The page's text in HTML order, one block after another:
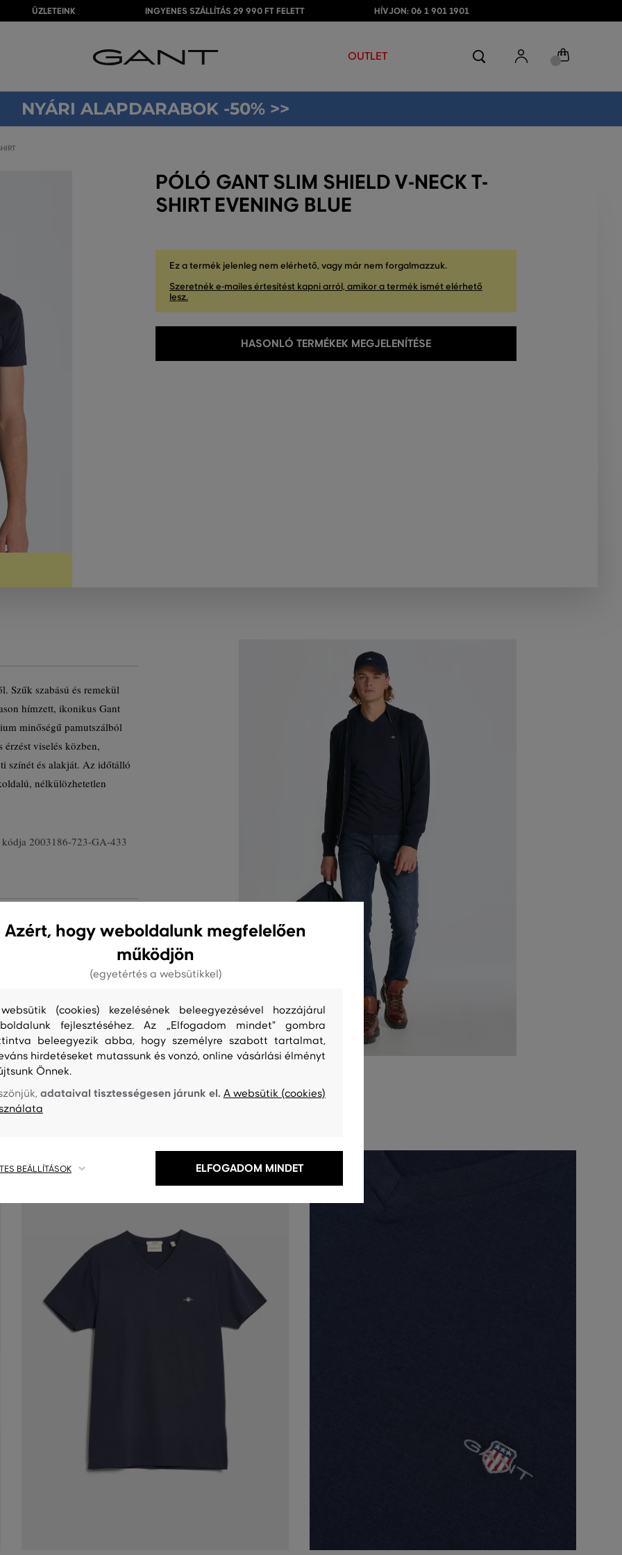
ÜZLETEINK INGYENES SZÁLLÍTÁS 29 990 FT FELETT HÍVJON: 06 1 901 1901
OUTLET
NYÁRI ALAPDARABOK -50% >>
PÓLÓ GANT SLIM SHIELD V-NECK T-
SHIRT EVENING BLUE
Ez a termék jelenleg nem elérhető, vagy már nem forgalmazzuk.
Szeretnék e-mailes értesítést kapni arról, amikor a termék ismét elérhető
lesz.
HASONLÓ TERMÉKEK MEGJELENÍTÉSE
Szűk szabású és remekül
hímzett, ikonikus Gant
minőségű pamutszálból
viselés közben,
színét és alakját. Az időtálló
nélkülözhetetlen
kódja 2003186-723-GA-433
TISZTÍTÁS
Azért, hogy weboldalunk megfelelően
működjön
(egyetértés a websütikkel)
(cookies) kezelésének beleegyezésével hozzájárul
fejlesztéséhez. Az „Elfogadom mindet" gombra
beleegyezik abba, hogy személyre szabott tartalmat,
hirdetéseket mutassunk és vonzó, online vásárlási élményt
Önnek.
adataival tisztességesen járunk el. A websütik (cookies)
BEÁLLÍTÁSOK ELFOGADOM MINDET